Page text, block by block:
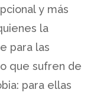
y más
la
para las
que sufren de
para ellas